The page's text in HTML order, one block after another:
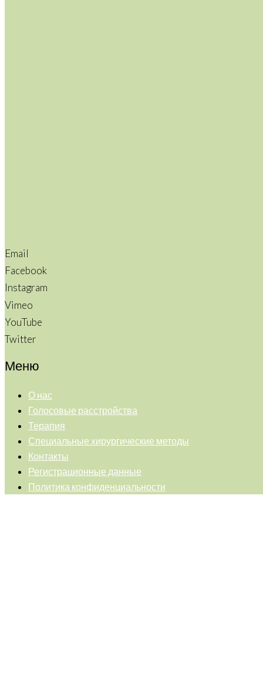
Email
Facebook
Instagram
Vimeo
YouTube
Twitter
Меню
О нас
Голосовые расстройства
Терапия
Специальные хирургические методы
Контакты
Регистрационные данные
Политика конфиденциальности